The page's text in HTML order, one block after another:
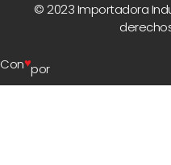
© 2023 Importadora
Con♥por